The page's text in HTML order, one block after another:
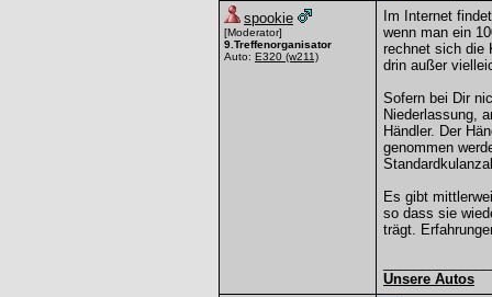
spookie
[Moderator]
9.Treffenorganisator
Auto: E320 (w211)
Im Internet
wenn man ein
rechnet sich die
drin außer
Sofern bei Dir
Niederlassung,
Händler. Der
genommen
Es gibt
so dass sie
trägt.
Unsere Autos